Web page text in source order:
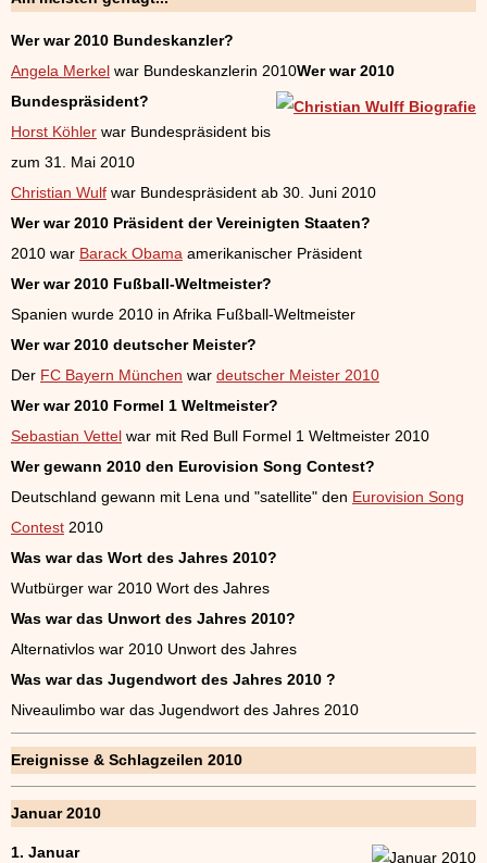
Wer war 2010 Bundeskanzler?
Angela Merkel war Bundeskanzlerin 2010Wer war 2010
Bundespräsident?
Horst Köhler war Bundespräsident bis
zum 31. Mai 2010
Christian Wulf war Bundespräsident ab 30. Juni 2010
Wer war 2010 Präsident der Vereinigten Staaten?
2010 war Barack Obama amerikanischer Präsident
Wer war 2010 Fußball-Weltmeister?
Spanien wurde 2010 in Afrika Fußball-Weltmeister
Wer war 2010 deutscher Meister?
Der FC Bayern München war deutscher Meister 2010
Wer war 2010 Formel 1 Weltmeister?
Sebastian Vettel war mit Red Bull Formel 1 Weltmeister 2010
Wer gewann 2010 den Eurovision Song Contest?
Deutschland gewann mit Lena und "satellite" den Eurovision Song
Contest 2010
Was war das Wort des Jahres 2010?
Wutbürger war 2010 Wort des Jahres
Was war das Unwort des Jahres 2010?
Alternativlos war 2010 Unwort des Jahres
Was war das Jugendwort des Jahres 2010 ?
Niveaulimbo war das Jugendwort des Jahres 2010
Ereignisse & Schlagzeilen 2010
Januar 2010
1. Januar